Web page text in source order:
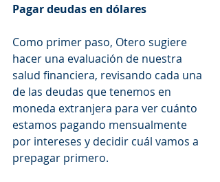
Pagar deudas en dólares
Como primer paso, Otero sugiere
hacer una evaluación de nuestra
salud financiera, revisando cada una
de las deudas que tenemos en
moneda extranjera para ver cuánto
estamos pagando mensualmente
por intereses y decidir cuál vamos a
prepagar primero.